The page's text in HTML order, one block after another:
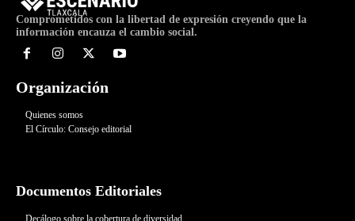
Comprometidos con la libertad de expresión creyendo que la
información encauza el cambio social.
Organización
Quienes somos
El Círculo: Consejo editorial
Documentos Editoriales
Decálogo sobre la cobertura de diversidad